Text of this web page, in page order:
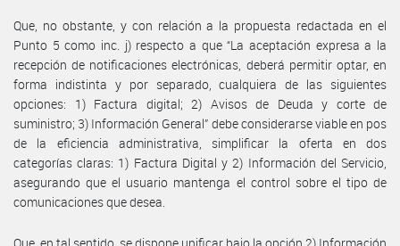
Que, no obstante, y con relación a la propuesta redactada en el
Punto 5 como inc. j) respecto a que “La aceptación expresa a la
recepción de notificaciones electrónicas, deberá permitir optar, en
forma indistinta y por separado, cualquiera de las siguientes
opciones: 1) Factura digital; 2) Avisos de Deuda y corte de
suministro; 3) Información General” debe considerarse viable en pos
de la eficiencia administrativa, simplificar la oferta en dos
categorías claras: 1) Factura Digital y 2) Información del Servicio,
asegurando que el usuario mantenga el control sobre el tipo de
comunicaciones que desea.
Que, en tal sentido, se dispone unificar bajo la opción 2) Información